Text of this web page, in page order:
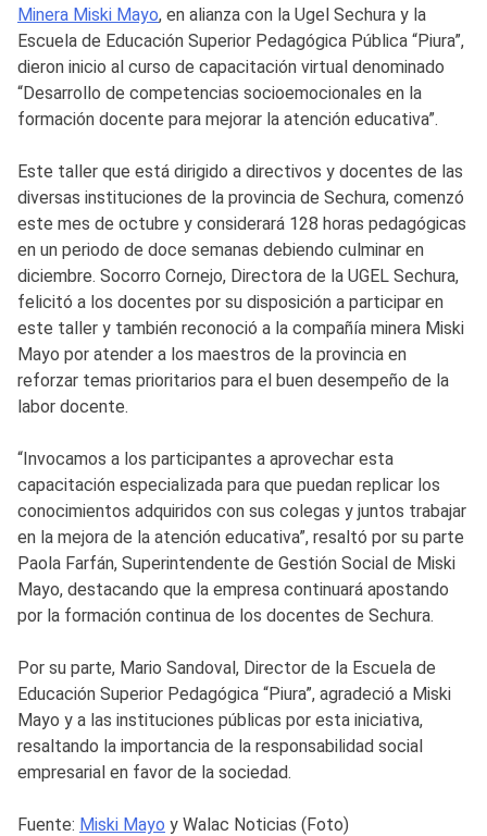
Minera Miski Mayo, en alianza con la Ugel Sechura y la
Escuela de Educación Superior Pedagógica Pública “Piura”,
dieron inicio al curso de capacitación virtual denominado
“Desarrollo de competencias socioemocionales en la
formación docente para mejorar la atención educativa”.
Este taller que está dirigido a directivos y docentes de las
diversas instituciones de la provincia de Sechura, comenzó
este mes de octubre y considerará 128 horas pedagógicas
en un periodo de doce semanas debiendo culminar en
diciembre. Socorro Cornejo, Directora de la UGEL Sechura,
felicitó a los docentes por su disposición a participar en
este taller y también reconoció a la compañía minera Miski
Mayo por atender a los maestros de la provincia en
reforzar temas prioritarios para el buen desempeño de la
labor docente.
“Invocamos a los participantes a aprovechar esta
capacitación especializada para que puedan replicar los
conocimientos adquiridos con sus colegas y juntos trabajar
en la mejora de la atención educativa”, resaltó por su parte
Paola Farfán, Superintendente de Gestión Social de Miski
Mayo, destacando que la empresa continuará apostando
por la formación continua de los docentes de Sechura.
Por su parte, Mario Sandoval, Director de la Escuela de
Educación Superior Pedagógica “Piura”, agradeció a Miski
Mayo y a las instituciones públicas por esta iniciativa,
resaltando la importancia de la responsabilidad social
empresarial en favor de la sociedad.
Fuente: Miski Mayo y Walac Noticias (Foto)